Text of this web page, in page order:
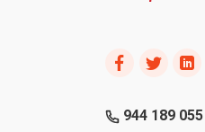
944 189 055